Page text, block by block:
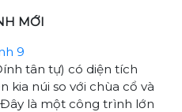
MỚI
tân tự) có diện tích
kia núi so với chùa cổ và
là một công trình lớn